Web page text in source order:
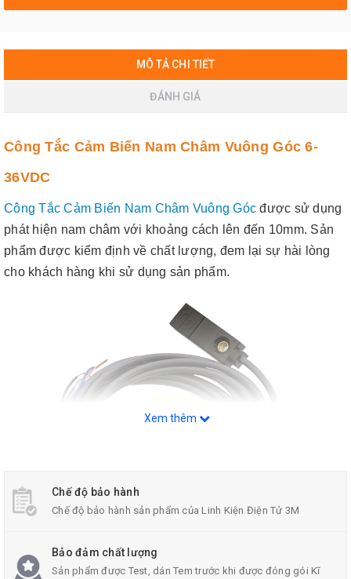
MÔ TẢ CHI TIẾT
ĐÁNH GIÁ
Công Tắc Cảm Biến Nam Châm Vuông Góc 6-
36VDC
Công Tắc Cảm Biến Nam Châm Vuông Góc được sử dụng
phát hiện nam châm với khoảng cách lên đến 10mm. Sản
phẩm được kiểm định về chất lượng, đem lại sự hài lòng
cho khách hàng khi sử dụng sản phẩm.
Công Tắc Cảm Biến Nam Châm Vuông Góc
Xem thêm
Chế độ bảo hành
Chế độ bảo hành sản phẩm của Linh Kiện Điện Tử 3M
Bảo đảm chất lượng
Sản phẩm được Test, dán Tem trước khi được đóng gói Kĩ